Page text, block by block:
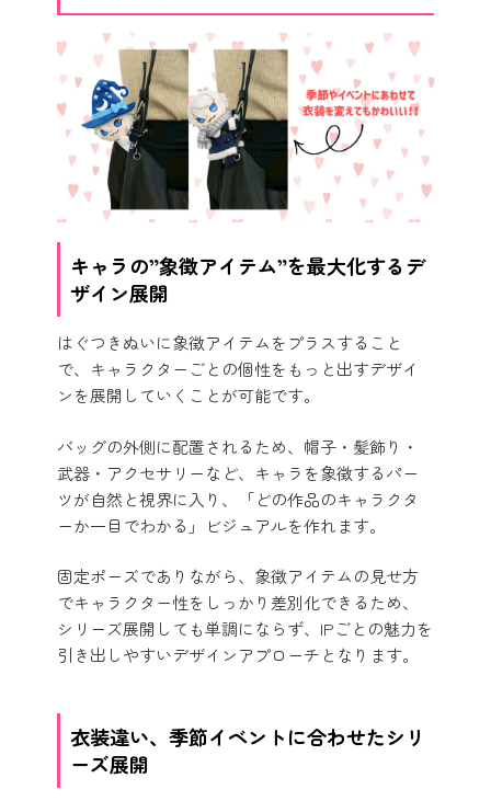
キャラの”象徴アイテム”を最大化するデ
ザイン展開
はぐつきぬいに象徴アイテムをプラスすること
で、キャラクターごとの個性をもっと出すデザイ
ンを展開していくことが可能です。
バッグの外側に配置されるため、帽子・髪飾り・
武器・アクセサリーなど、キャラを象徴するパー
ツが自然と視界に入り、「どの作品のキャラクタ
ーか一目でわかる」ビジュアルを作れます。
固定ポーズでありながら、象徴アイテムの見せ方
でキャラクター性をしっかり差別化できるため、
シリーズ展開しても単調にならず、IPごとの魅力を
引き出しやすいデザインアプローチとなります。
衣装違い、季節イベントに合わせたシリ
ーズ展開